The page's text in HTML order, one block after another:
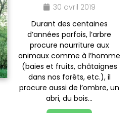
30 avril 2019
Durant des centaines
d’années parfois, l’arbre
procure nourriture aux
animaux comme à l’homme
(baies et fruits, châtaignes
dans nos forêts, etc.), il
procure aussi de l’ombre, un
abri, du bois…